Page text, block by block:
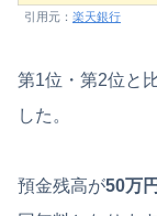
引用元： 楽天銀行
第1位・第2位と
した。
預金残高が50万